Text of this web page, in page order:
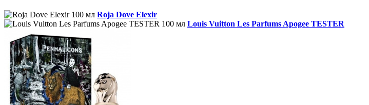
Roja Dove Elexir
Louis Vuitton Les Parfums Apogee TESTER